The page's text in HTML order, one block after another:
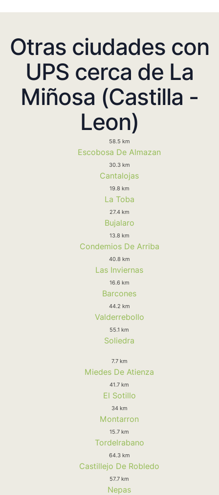
Otras ciudades con
UPS cerca de La
Miñosa (Castilla -
Leon)
58.5 km
Escobosa De Almazan
30.3 km
Cantalojas
19.8 km
La Toba
27.4 km
Bujalaro
13.8 km
Condemios De Arriba
40.8 km
Las Inviernas
16.6 km
Barcones
44.2 km
Valderrebollo
55.1 km
Soliedra
7.7 km
Miedes De Atienza
41.7 km
El Sotillo
34 km
Montarron
15.7 km
Tordelrabano
64.3 km
Castillejo De Robledo
57.7 km
Nepas